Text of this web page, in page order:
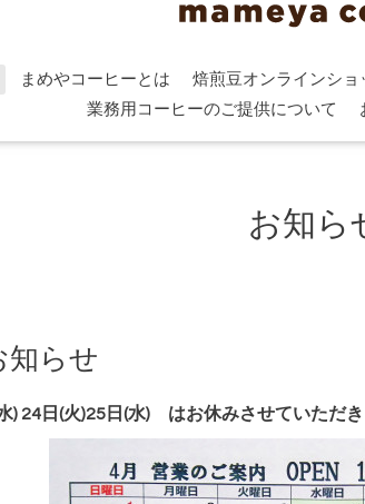
まめやコーヒーとは 焙煎豆オンラインショ
業務用コーヒーのご提供について
お知ら
らせ
) 24日(火)25日(水) はお休みさせていただき